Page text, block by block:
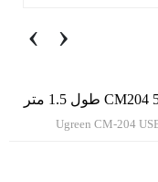
‹ ›
Ugreen CM-204